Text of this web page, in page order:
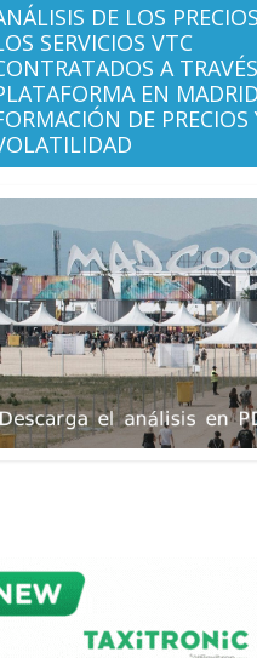
DE LOS
SERVICIOS VTC
A
EN
DE PRECIOS